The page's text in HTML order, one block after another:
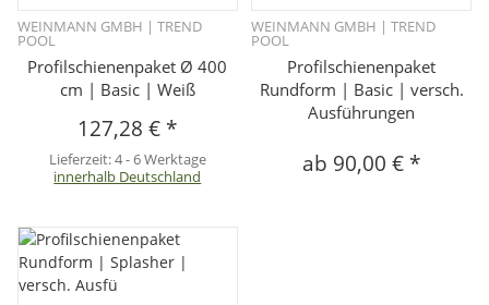
WEINMANN GMBH | TREND
POOL
Profilschienenpaket Ø 400
cm | Basic | Weiß
127,28 € *
Lieferzeit:4 - 6 Werktage
innerhalb Deutschland
WEINMANN GMBH | TREND
POOL
Profilschienenpaket
Rundform | Basic | versch.
Ausführungen
ab 90,00 € *